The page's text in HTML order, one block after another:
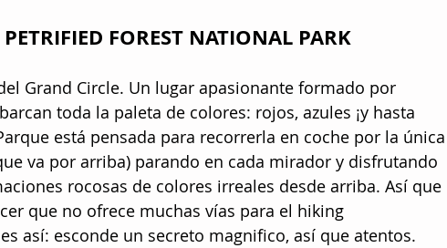
FOREST NATIONAL PARK
Grand Circle. Un lugar apasionante formado por
toda la paleta de colores: rojos, azules ¡y hasta
está pensada para recorrerla en coche por la única
va por arriba) parando en cada mirador y disfrutando
rocosas de colores irreales desde arriba. Así que
que no ofrece muchas vías para el hiking
así: esconde un secreto magnifico, así que atentos.